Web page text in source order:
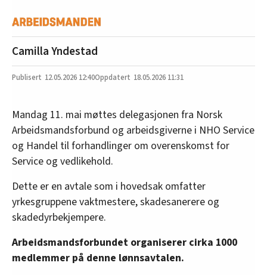
Camilla Yndestad
12.05.2026 12:40 18.05.2026 11:31
Mandag 11. mai møttes delegasjonen fra Norsk
Arbeidsmandsforbund og arbeidsgiverne i NHO Service
og Handel til forhandlinger om overenskomst for
Service og vedlikehold.
Dette er en avtale som i hovedsak omfatter
yrkesgruppene vaktmestere, skadesanerere og
skadedyrbekjempere.
Arbeidsmandsforbundet organiserer cirka 1000
medlemmer på denne lønnsavtalen.